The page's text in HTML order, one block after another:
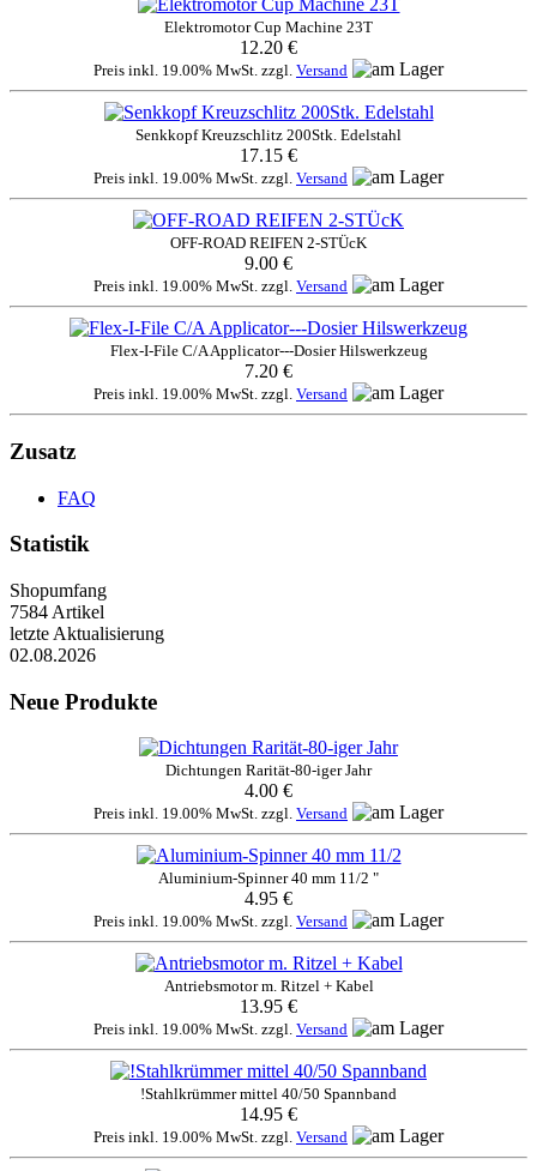
Elektromotor Cup Machine 23T
12.20 €
Preis inkl. 19.00% MwSt. zzgl. Versand
Senkkopf Kreuzschlitz 200Stk. Edelstahl
17.15 €
Preis inkl. 19.00% MwSt. zzgl. Versand
OFF-ROAD REIFEN 2-STÜcK
9.00 €
Preis inkl. 19.00% MwSt. zzgl. Versand
Flex-I-File C/A Applicator---Dosier Hilswerkzeug
7.20 €
Preis inkl. 19.00% MwSt. zzgl. Versand
Zusatz
FAQ
Statistik
Shopumfang
7584 Artikel
letzte Aktualisierung
02.08.2026
Neue Produkte
Dichtungen Rarität-80-iger Jahr
4.00 €
Preis inkl. 19.00% MwSt. zzgl. Versand
Aluminium-Spinner 40 mm 11/2 "
4.95 €
Preis inkl. 19.00% MwSt. zzgl. Versand
Antriebsmotor m. Ritzel + Kabel
13.95 €
Preis inkl. 19.00% MwSt. zzgl. Versand
!Stahlkrümmer mittel 40/50 Spannband
14.95 €
Preis inkl. 19.00% MwSt. zzgl. Versand